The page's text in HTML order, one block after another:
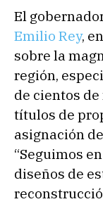
El
Emilio Rey,
sobre la
región,
de cientos
títulos de
asignación
“Seguimos
diseños de